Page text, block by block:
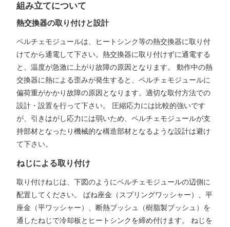
組み立てについて
熱交換器の取り付けと設計
ペルチェモジュールは、ヒートシンク等の熱交換器に取り付
けてから通電して下さい。熱交換器に取り付けずに通電する
と、温度が急激に上がり故障の原因となります。 動作中の熱
交換器に熱による歪みが発生すると、ペルチェモジュールに
偏荷重がかかり故障の原因となります。適切な取付方法での
設計・設置を行って下さい。 圧縮応力には比較的強いです
が、引きはがし応力には弱いため、ペルチェモジュールが支
持部材となったり機械的な構造部材となるような設計は避け
て下さい。
ねじによる取り付け
取り付けねじは、下図のようにペルチェモジュールの辺側に
配置してください。 ばね座金（スプリングワッシャー）、平
座金（平ワッシャー）、断熱ブッシュ（樹脂製ブッシュ）を
通したねじで冷却板とヒートシンクを締め付けます。 ねじを